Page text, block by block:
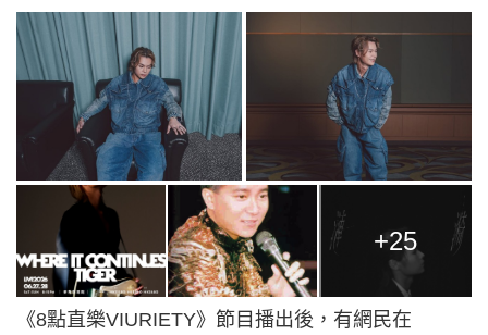
+25
《8點直樂VIURIETY》節目播出後，有網民在